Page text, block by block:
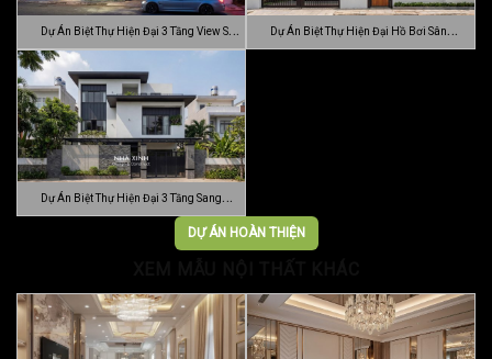
Dự Án Biệt Thự Hiện Đại 3 Tầng View Sân
…
Dự Án Biệt Thự Hiện Đại Hồ Bơi Sân
Dự Án Biệt Thự Hiện Đại 3 Tầng Sang
DỰ ÁN HOÀN THIỆN